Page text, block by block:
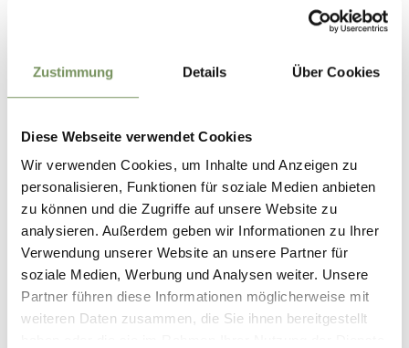
Zustimmung Details Über Cookies
Diese Webseite verwendet Cookies
Wir verwenden Cookies, um Inhalte und Anzeigen zu
personalisieren, Funktionen für soziale Medien anbieten
zu können und die Zugriffe auf unsere Website zu
analysieren. Außerdem geben wir Informationen zu Ihrer
Verwendung unserer Website an unsere Partner für
soziale Medien, Werbung und Analysen weiter. Unsere
Partner führen diese Informationen möglicherweise mit
weiteren Daten zusammen, die Sie ihnen bereitgestellt
Hai già prenotato la tua vacanza?
Hai ancora bisogno di aiuto?
Come possiamo
contattarti?
E-mail
Il tuo messaggio per
l’ASSOCIAZIONE
TURISTICA SCENA